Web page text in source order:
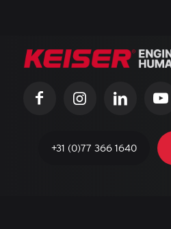
+31 (0)77 366 1640